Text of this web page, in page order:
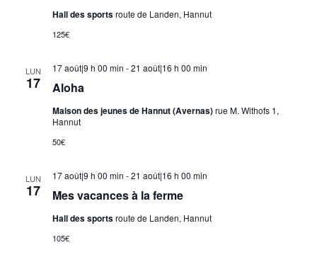
Hall des sportsroute de Landen, Hannut
125€
LUN
17 Aloha
17 août|9 h 00 min -21 août|16 h 00 min
Maison des jeunes de Hannut (Avernas)rue M. Withofs 1,
Hannut
50€
LUN
17 Mes vacances à la ferme
17 août|9 h 00 min -21 août|16 h 00 min
Hall des sportsroute de Landen, Hannut
105€